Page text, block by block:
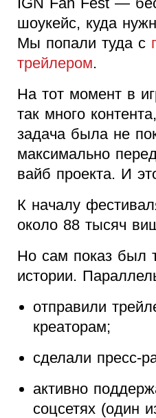
шоукейс, куда
Мы попали туда с
трейлером.
На тот момент в
так много
задача была не
максимально
вайб проекта. И
К началу
около 88 тысяч
Но сам показ был
истории.
отправили
креаторам;
сделали пресс-
активно
соцсетях (один